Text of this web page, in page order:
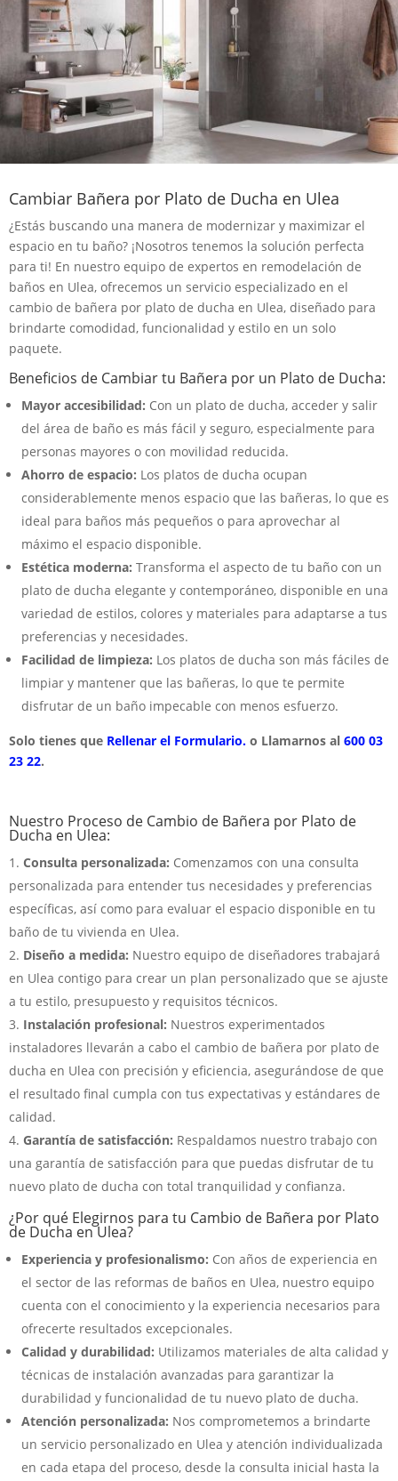
Cambiar Bañera por Plato de Ducha en Ulea
¿Estás buscando una manera de modernizar y maximizar el
espacio en tu baño? ¡Nosotros tenemos la solución perfecta
para ti! En nuestro equipo de expertos en remodelación de
baños en Ulea, ofrecemos un servicio especializado en el
cambio de bañera por plato de ducha en Ulea, diseñado para
brindarte comodidad, funcionalidad y estilo en un solo
paquete.
Beneficios de Cambiar tu Bañera por un Plato de Ducha:
Mayor accesibilidad: Con un plato de ducha, acceder y salir
del área de baño es más fácil y seguro, especialmente para
personas mayores o con movilidad reducida.
Ahorro de espacio: Los platos de ducha ocupan
considerablemente menos espacio que las bañeras, lo que es
ideal para baños más pequeños o para aprovechar al
máximo el espacio disponible.
Estética moderna: Transforma el aspecto de tu baño con un
plato de ducha elegante y contemporáneo, disponible en una
variedad de estilos, colores y materiales para adaptarse a tus
preferencias y necesidades.
Facilidad de limpieza: Los platos de ducha son más fáciles de
limpiar y mantener que las bañeras, lo que te permite
disfrutar de un baño impecable con menos esfuerzo.
Solo tienes que Rellenar el Formulario. o Llamarnos al 600 03
23 22.
Nuestro Proceso de Cambio de Bañera por Plato de
Ducha en Ulea:
Consulta personalizada: Comenzamos con una consulta
personalizada para entender tus necesidades y preferencias
específicas, así como para evaluar el espacio disponible en tu
baño de tu vivienda en Ulea.
Diseño a medida: Nuestro equipo de diseñadores trabajará
en Ulea contigo para crear un plan personalizado que se ajuste
a tu estilo, presupuesto y requisitos técnicos.
Instalación profesional: Nuestros experimentados
instaladores llevarán a cabo el cambio de bañera por plato de
ducha en Ulea con precisión y eficiencia, asegurándose de que
el resultado final cumpla con tus expectativas y estándares de
calidad.
Garantía de satisfacción: Respaldamos nuestro trabajo con
una garantía de satisfacción para que puedas disfrutar de tu
nuevo plato de ducha con total tranquilidad y confianza.
¿Por qué Elegirnos para tu Cambio de Bañera por Plato
de Ducha en Ulea?
Experiencia y profesionalismo: Con años de experiencia en
el sector de las reformas de baños en Ulea, nuestro equipo
cuenta con el conocimiento y la experiencia necesarios para
ofrecerte resultados excepcionales.
Calidad y durabilidad: Utilizamos materiales de alta calidad y
técnicas de instalación avanzadas para garantizar la
durabilidad y funcionalidad de tu nuevo plato de ducha.
Atención personalizada: Nos comprometemos a brindarte
un servicio personalizado en Ulea y atención individualizada
en cada etapa del proceso, desde la consulta inicial hasta la